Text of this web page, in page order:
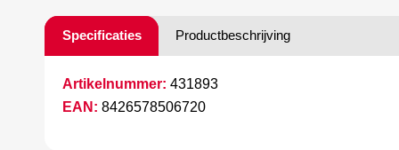
Specificaties Productbeschrijving
Artikelnummer: 431893
EAN: 8426578506720